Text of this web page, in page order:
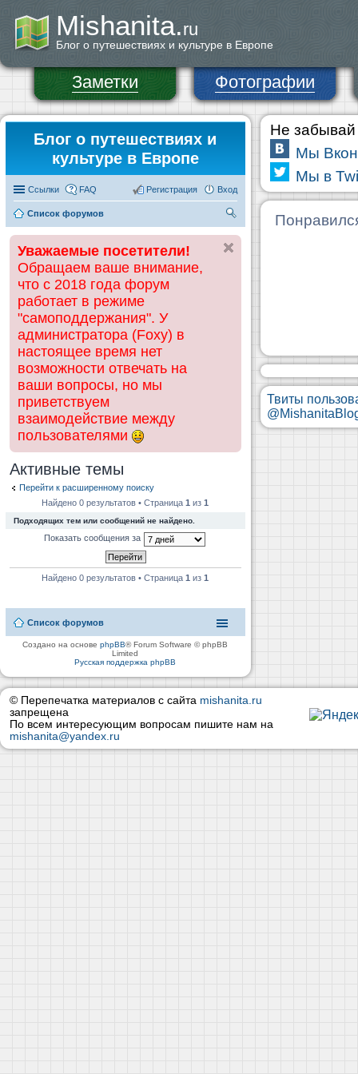
Mishanita.ru
Блог о путешествиях и культуре в Европе
Заметки Фотографии
Блог о путешествиях и
культуре в Европе
Ссылки FAQ Вход
Регистрация
Список форумов
ск
Уважаемые посетители!
Обращаем ваше внимание,
что с 2018 года форум
работает в режиме
"самоподдержания". У
администратора (Foxy) в
настоящее время нет
возможности отвечать на
ваши вопросы, но мы
приветствуем
взаимодействие между
пользователями
Активные темы
Перейти к расширенному поиску
Найдено 0 результатов • Страница1 из1
Подходящих тем или сообщений не найдено.
Показать сообщения за
Найдено 0 результатов • Страница1 из1
Список форумов
Создано на основеphpBB® Forum Software © phpBB
Limited
Русская поддержка phpBB
Не забывай
Мы
Мы в
Твиты
© Перепечатка материалов с сайта mishanita.ru
запрещена
По всем интересующим вопросам пишите нам на
mishanita@yandex.ru